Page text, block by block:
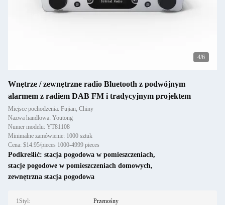
4/6
Wnętrze / zewnętrzne radio Bluetooth z podwójnym
alarmem z radiem DAB FM i tradycyjnym projektem
Miejsce pochodzenia: Fujian, Chiny
Nazwa handlowa: Youtong
Numer modelu: YT81108
Minimalne zamówienie: 1000 sztuk
Cena: $14.95/pieces 1000-4999 pieces
Podkreślić: stacja pogodowa w pomieszczeniach,
stacje pogodowe w pomieszczeniach domowych,
zewnętrzna stacja pogodowa
1Styl: Przenośny